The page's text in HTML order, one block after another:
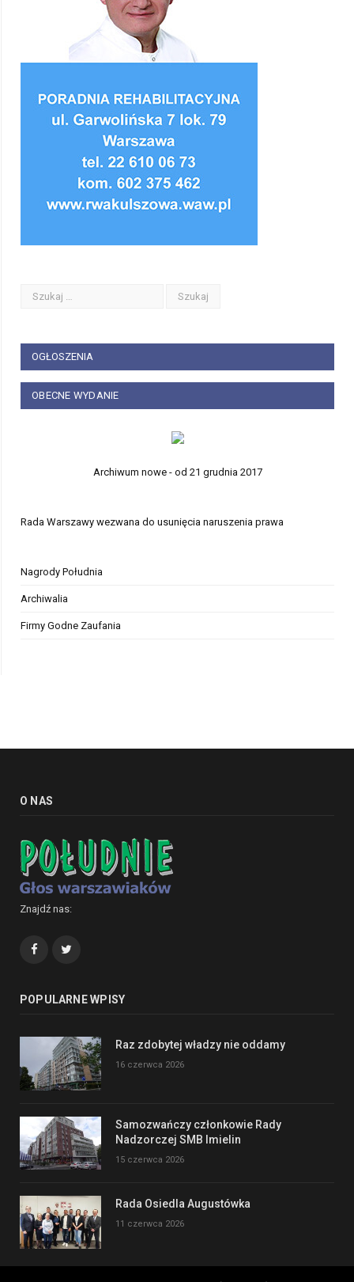
OGŁOSZENIA
OBECNE WYDANIE
Archiwum nowe - od 21 grudnia 2017
Rada Warszawy wezwana do usunięcia naruszenia prawa
Nagrody Południa
Archiwalia
Firmy Godne Zaufania
O NAS
Znajdź nas:
Facebook
POPULARNE WPISY
Raz zdobytej władzy nie oddamy
16 czerwca 2026
Samozwańczy członkowie Rady
Nadzorczej SMB Imielin
15 czerwca 2026
Rada Osiedla Augustówka
11 czerwca 2026